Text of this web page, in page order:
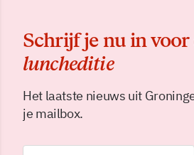
Schrijf je nu in voor
luncheditie
Het laatste nieuws uit
je mailbox.